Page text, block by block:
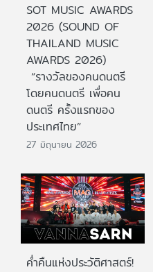
SOT MUSIC AWARDS
2026 (SOUND OF
THAILAND MUSIC
AWARDS 2026)
“รางวัลของคนดนตรี
โดยคนดนตรี เพื่อคน
ดนตรี ครั้งแรกของ
ประเทศไทย”
27 มิถุนายน 2026
ค่ำคืนแห่งประวัติศาสตร์!